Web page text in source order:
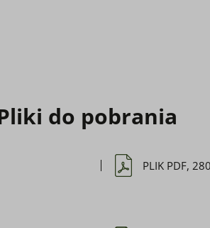
do pobrania
PLIK PDF,